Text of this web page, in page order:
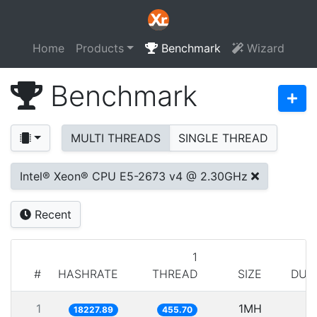
Home Products Benchmark Wizard
Benchmark
MULTI THREADS SINGLE THREAD
Intel® Xeon® CPU E5-2673 v4 @ 2.30GHz
Recent
# HASHRATE
1
THREAD
SIZE
1 18227.89 455.70 1MH